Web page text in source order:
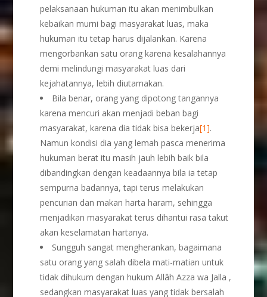
pelaksanaan hukuman itu akan menimbulkan
kebaikan murni bagi masyarakat luas, maka
hukuman itu tetap harus dijalankan. Karena
mengorbankan satu orang karena kesalahannya
demi melindungi masyarakat luas dari
kejahatannya, lebih diutamakan.
Bila benar, orang yang dipotong tangannya
karena mencuri akan menjadi beban bagi
masyarakat, karena dia tidak bisa bekerja[1].
Namun kondisi dia yang lemah pasca menerima
hukuman berat itu masih jauh lebih baik bila
dibandingkan dengan keadaannya bila ia tetap
sempurna badannya, tapi terus melakukan
pencurian dan makan harta haram, sehingga
menjadikan masyarakat terus dihantui rasa takut
akan keselamatan hartanya.
Sungguh sangat mengherankan, bagaimana
satu orang yang salah dibela mati-matian untuk
tidak dihukum dengan hukum Allâh Azza wa Jalla ,
sedangkan masyarakat luas yang tidak bersalah